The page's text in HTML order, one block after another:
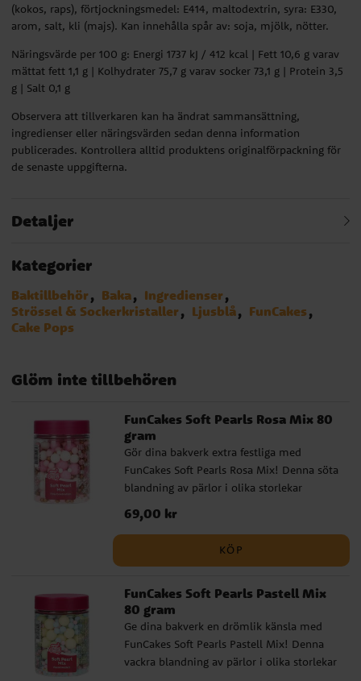
(kokos, raps), förtjockningsmedel: E414, maltodextrin, syra: E330,
arom, salt, kli (majs). Kan innehålla spår av: soja, mjölk, nötter.
Näringsvärde per 100 g: Energi 1737 kJ / 412 kcal | Fett 10,6 g varav
mättat fett 1,1 g | Kolhydrater 75,7 g varav socker 73,1 g | Protein 3,5
g | Salt 0,1 g
Observera att tillverkaren kan ha ändrat sammansättning,
ingredienser eller näringsvärden sedan denna information
publicerades. Kontrollera alltid produktens originalförpackning för
de senaste uppgifterna.
Detaljer
Kategorier
Baktillbehör Baka
Ingredienser
Strössel & Sockerkristaller
Ljusblå
FunCakes
Cake Pops
Glöm inte tillbehören
FunCakes Soft Pearls Rosa Mix 80
gram
Gör dina bakverk extra festliga med
FunCakes Soft Pearls Rosa Mix! Denna söta
blandning av pärlor i olika storlekar
kommer i skimrande rosa, vita och
guldfärgade nyanser som genast skapar en
romantisk och lekfull känsla. De mjuka
pärlorna är behagliga att äta och passar
dem till att dekorera tårtor, cupcakes och
kakor på babyshowers, gender reveal-
fester, födelsedagar eller andra högtider
där du vill sätta en elegant och färgstark
detalj på dina bakverk. ✓ Vacker mix av
Pris :69,00 kr
69,00 kr
KÖP
FunCakes Soft Pearls Pastell Mix
80 gram
Ge dina bakverk en drömlik känsla med
FunCakes Soft Pearls Pastell Mix! Denna
vackra blandning av pärlor i olika storlekar